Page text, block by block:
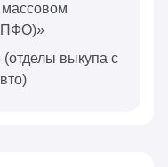
массовом
выкупа с